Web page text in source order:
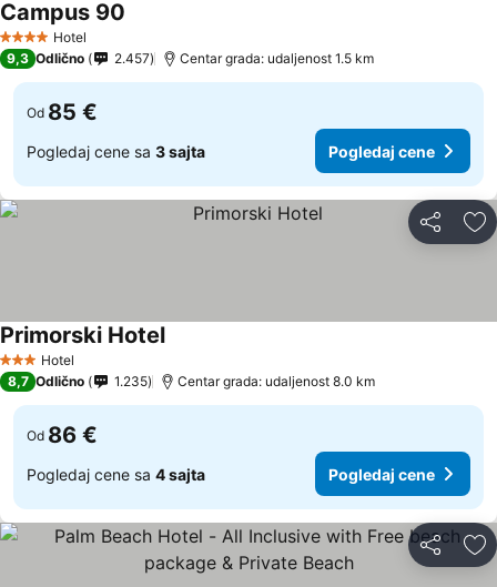
4 ZvezdiceHotel
Campus 90
9,3 Odlično 2.457 Centar grada: udaljenost 1.5 km
Od 85 €
Pogledaj cene sa 3 sajta Pogledaj cene
Deli
3 Zvezdice
Hotel
Primorski Hotel
8,7 Odlično 1.235 Centar grada: udaljenost 8.0 km
Od 86 €
Pogledaj cene sa 4 sajta Pogledaj cene
Deli